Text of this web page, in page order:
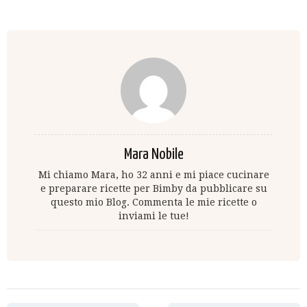
Mara Nobile
Mi chiamo Mara, ho 32 anni e mi piace cucinare
e preparare ricette per Bimby da pubblicare su
questo mio Blog. Commenta le mie ricette o
inviami le tue!